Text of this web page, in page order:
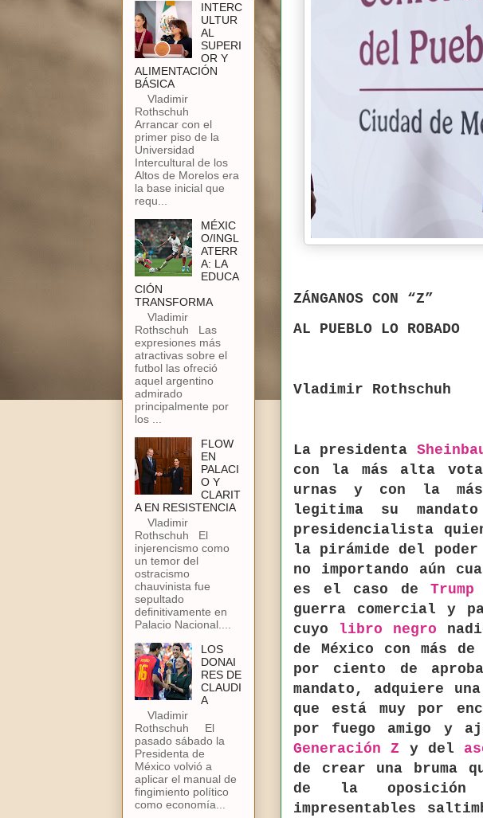
ZÁNGANOS CON “Z”
AL PUEBLO LO ROBADO
Vladimir Rothschuh
La presidenta
con la más alta
urnas y con la
legitima su
presidencialista
la pirámide del
no importando aún
es el caso deTrump
guerra comercial y
cuyo
libro negro
de México con más
por ciento de
mandato, adquiere
que está muy por
por fuego amigo y
Generación Z y del
de crear una bruma
de la oposición
impresentables
INTERC
ULTUR
AL
SUPERI
OR Y
ALIMENTACIÓN
BÁSICA
Vladimir
Rothschuh
Arrancar con el
primer piso de la
Universidad
Intercultural de los
Altos de Morelos era
la base inicial que
requ...
MÉXIC
O/INGL
ATERR
A: LA
EDUCA
CIÓN
TRANSFORMA
Vladimir
Rothschuh Las
expresiones más
atractivas sobre el
futbol las ofreció
aquel argentino
admirado
principalmente por
los ...
FLOW
EN
PALACI
O Y
CLARIT
A EN RESISTENCIA
Vladimir
Rothschuh El
injerencismo como
un temor del
ostracismo
chauvinista fue
sepultado
definitivamente en
Palacio Nacional....
LOS
DONAI
RES DE
CLAUDI
A
Vladimir
Rothschuh El
pasado sábado la
Presidenta de
México volvió a
aplicar el manual de
fingimiento político
como economía...